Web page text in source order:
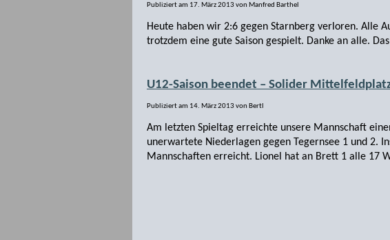
Publiziert am 17. März 2013 von Manfred Barthel
Heute haben wir 2:6 gegen Starnberg verloren. Alle
trotzdem eine gute Saison gespielt. Danke an alle.
U12-Saison beendet – Solider
Publiziert am 14. März 2013 von Bertl
Am letzten Spieltag erreichte unsere Mannschaft
unerwartete Niederlagen gegen Tegernsee 1 und 2.
Mannschaften erreicht. Lionel hat an Brett 1 alle 17